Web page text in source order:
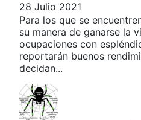
28 Julio 2021
Para los que se
su manera de ganarse la
ocupaciones con
reportarán buenos
decidan...